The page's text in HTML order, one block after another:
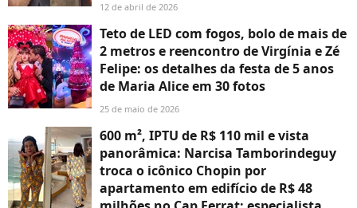
12 de abril de 2026
Teto de LED com fogos, bolo de mais de
2 metros e reencontro de Virgínia e Zé
Felipe: os detalhes da festa de 5 anos
de Maria Alice em 30 fotos
25 de maio de 2026
600 m², IPTU de R$ 110 mil e vista
panorâmica: Narcisa Tamborindeguy
troca o icônico Chopin por
apartamento em edifício de R$ 48